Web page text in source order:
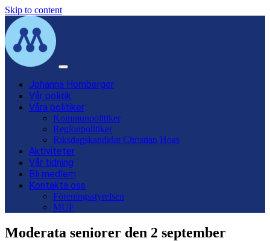
Skip to content
Main
Navigation
Johanna Hornberger
Vår politik
Våra politiker
Kommunpolitiker
Regionpolitiker
Riksdagskandidat Christian Hoas
Aktiviteter
Vår tidning
Bli medlem
Kontakta oss
Föreningsstyrelsen
MUF
Moderata seniorer den 2 september